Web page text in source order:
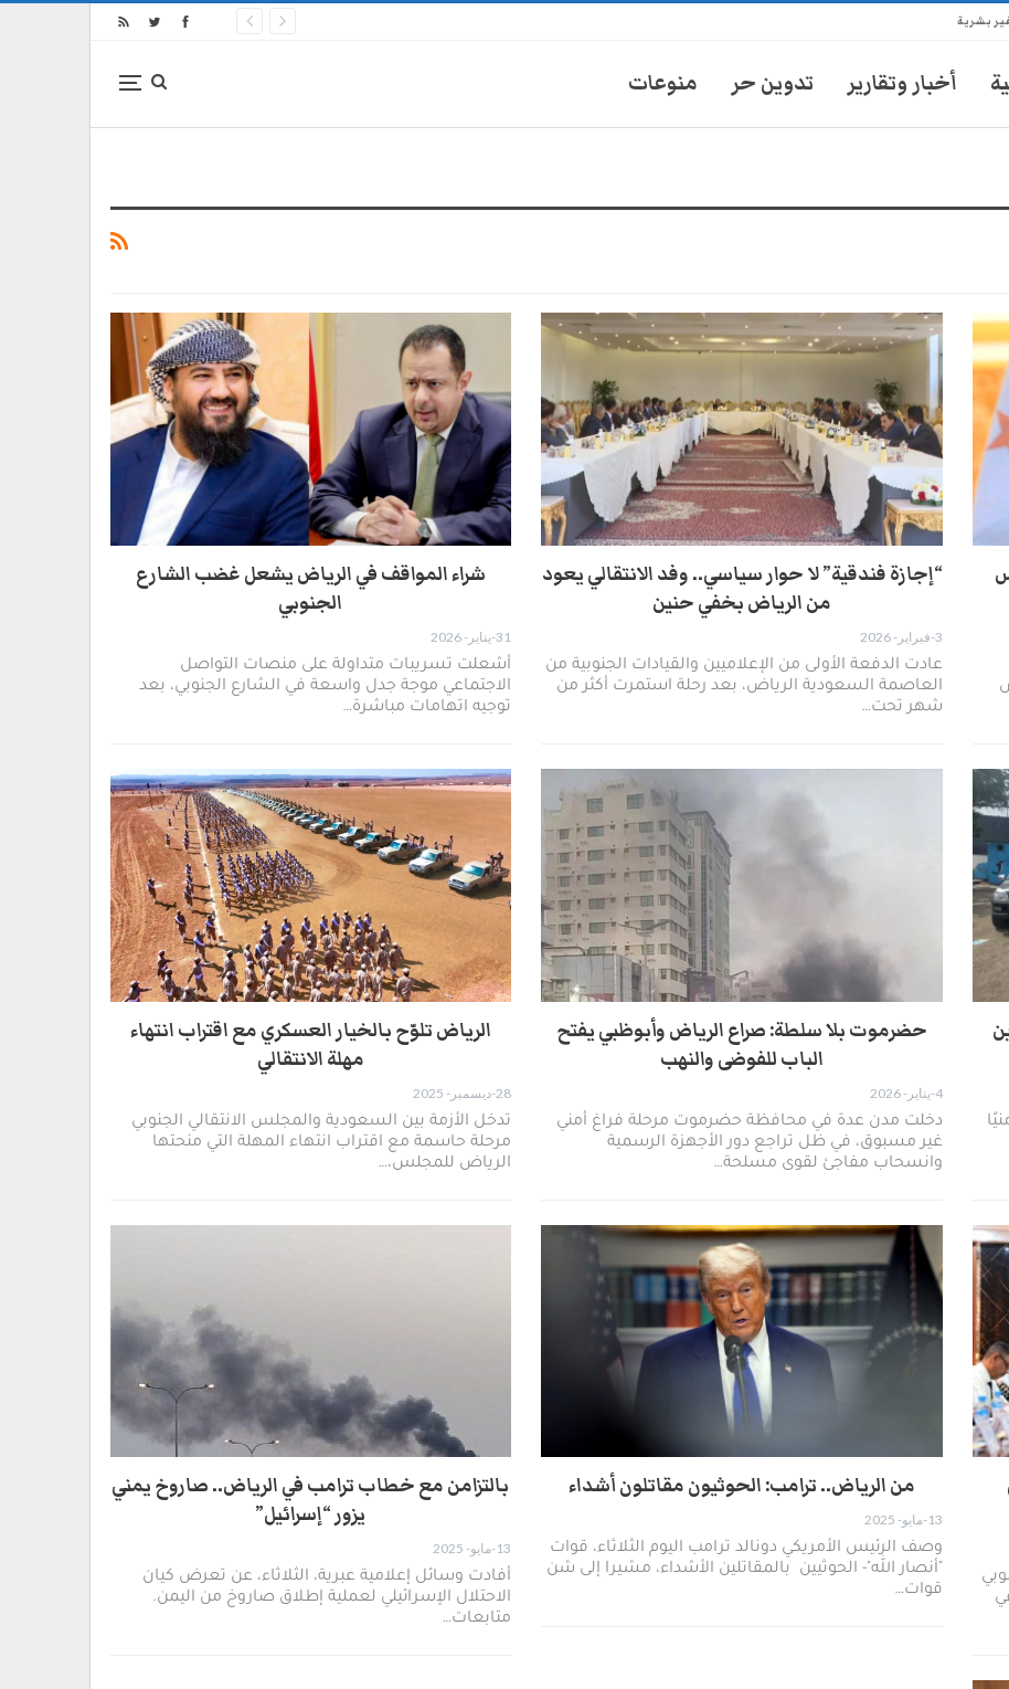
بشرية
أخبار وتقارير تدوين حر منوعات
“إجازة فندقية” لا حوار سياسي.. وفد الانتقالي يعود
من الرياض بخفي حنين
3-فبراير- 2026
عادت الدفعة الأولى من الإعلاميين والقيادات الجنوبية من
العاصمة السعودية الرياض، بعد رحلة استمرت أكثر من
شهر تحت…
شراء المواقف في الرياض يشعل غضب الشارع
الجنوبي
31-يناير- 2026
أشعلت تسريبات متداولة على منصات التواصل
الاجتماعي موجة جدل واسعة في الشارع الجنوبي، بعد
توجيه اتهامات مباشرة…
حضرموت بلا سلطة: صراع الرياض وأبوظبي يفتح
الباب للفوضى والنهب
4-يناير- 2026
دخلت مدن عدة في محافظة حضرموت مرحلة فراغ أمني
غير مسبوق، في ظل تراجع دور الأجهزة الرسمية
وانسحاب مفاجئ لقوى مسلحة…
الرياض تلوّح بالخيار العسكري مع اقتراب انتهاء
مهلة الانتقالي
28-ديسمبر- 2025
تدخل الأزمة بين السعودية والمجلس الانتقالي الجنوبي
مرحلة حاسمة مع اقتراب انتهاء المهلة التي منحتها
الرياض للمجلس،…
من الرياض.. ترامب: الحوثيون مقاتلون أشداء
13-مايو- 2025
وصف الرئيس الأمريكي دونالد ترامب اليوم الثلاثاء، قوات
"أنصار الله"- الحوثيين بالمقاتلين الأشداء، مشيرا إلى شن
قوات…
بالتزامن مع خطاب ترامب في الرياض.. صاروخ يمني
يزور “إسرائيل”
13-مايو- 2025
أفادت وسائل إعلامية عبرية، الثلاثاء، عن تعرض كيان
الاحتلال الإسرائيلي لعملية إطلاق صاروخ من اليمن.
متابعات…